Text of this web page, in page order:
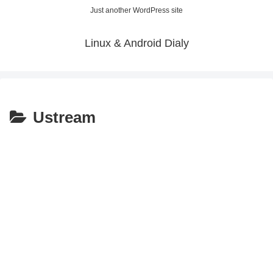
Just another WordPress site
Linux & Android Dialy
Ustream